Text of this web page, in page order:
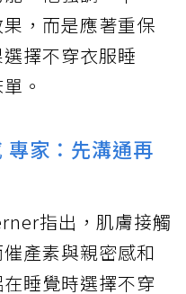
，而是應著重保
擇不穿衣服睡
。
專家：先溝通再
指出，肌膚接觸
產素與親密感和
睡覺時選擇不穿